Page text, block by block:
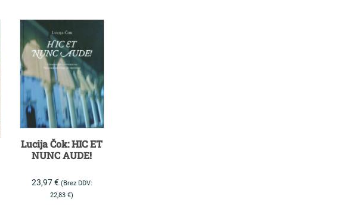
Lucija Čok: HIC ET
NUNC AUDE!
23,97€ (Brez DDV:
22,83€)